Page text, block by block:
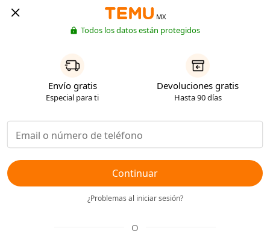
MX
Todos los datos están protegidos
Envío gratis
Especial para ti
Devoluciones gratis
Hasta 90 días
Continuar
¿Problemas al iniciar sesión?
O